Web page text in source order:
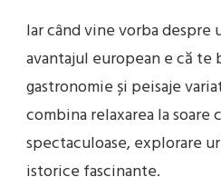
Iar când vine vorba despre
avantajul european e că
gastronomie și peisaje
combina relaxarea la soare
spectaculoase, explorare
istorice fascinante.